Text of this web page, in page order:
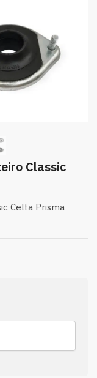
Classic
Celta Prisma